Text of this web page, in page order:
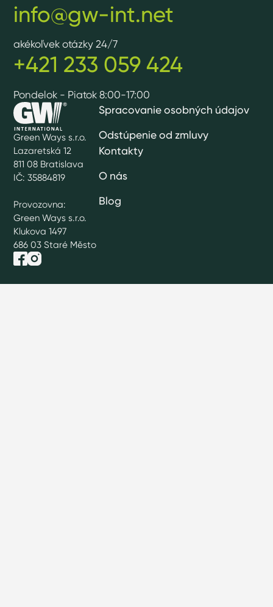
Green Ways s.r.o.
Lazaretská 12
811 08 Bratislava
IČ: 35884819
Provozovna:
Green Ways s.r.o.
Klukova 1497
686 03 Staré Město
Spracovanie osobných údajov
Odstúpenie od zmluvy
Kontakty
O nás
Blog
info@gw-int.net
akékoľvek otázky 24/7
+421 233 059 424
Pondelok - Piatok 8:00-17:00